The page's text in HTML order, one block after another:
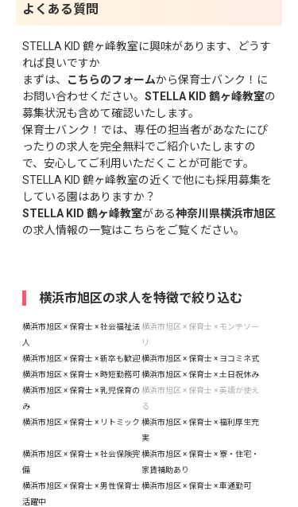
よくある質問
STELLA KID 鶴ヶ峰教室に興味があります、どうす
れば良いですか
まずは、
こちらのフォームから保育士バンク！に
お問い合わせください。 STELLA KID 鶴ヶ峰教室の
募集状況も含めて確認いたします。
保育士バンク！では、専任の担当者があなたにぴ
ったりの求人を完全無料でご紹介いたしますの
で、安心してご利用いただくことが可能です。
STELLA KID 鶴ヶ峰教室の近くで他にも採用募集を
している園はありますか？
STELLA KID 鶴ヶ峰教室がある神奈川県横浜市旭区
の求人情報の一覧はこちらをご覧ください。
横浜市旭区の求人を特徴で絞り込む
横浜市旭区 × 保育士 × 社会福祉法
人
横浜市旭区 × 保育士 × モンテソー
リ
横浜市旭区 × 保育士 × 新卒も歓迎横浜市旭区 × 保育士 × ヨコミネ式
横浜市旭区 × 保育士 × 時短勤務可横浜市旭区 × 保育士 × 土日祝休み
横浜市旭区 × 保育士 × 乳児保育の
み
横浜市旭区 × 保育士 × 英語が使え
る
横浜市旭区 × 保育士 × リトミック 横浜市旭区 × 保育士 × 福利厚生充
実
横浜市旭区 × 保育士 × 社会保険完
備
横浜市旭区 × 保育士 × 寮・住宅・
家賃補助あり
横浜市旭区 × 保育士 × 男性保育士
活躍中
横浜市旭区 × 保育士 × 車通勤可